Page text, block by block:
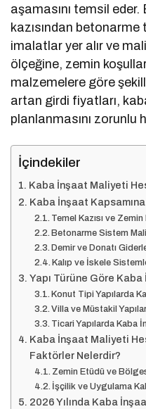
aşamasını temsil
kazısından betonarme
imalatlar yer alır ve
ölçeğine, zemin
malzemelere göre
artan girdi fiyatları,
planlanmasını zorunlu
İçindekiler
Kaba İnşaat Maliyeti
Kaba İnşaat
Temel Kazısı ve Zemin
Betonarme Sistem
Demir ve Donatı
Kalıp ve İskele
Yapı Türüne Göre
Konut Tipi Yapılarda
Villa ve Müstakil
Ticari Yapılarda Kaba
Kaba İnşaat Maliyeti
Faktörler Nelerdir?
Zemin Etüdü ve
İşçilik ve Uygulama
2026 Yılında Kaba